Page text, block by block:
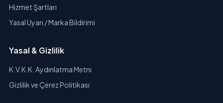
Hizmet Şartları
Yasal Uyarı / Marka Bildirimi
Yasal & Gizlilik
K.V.K.K. Aydınlatma Metni
Gizlilik ve Çerez Politikası